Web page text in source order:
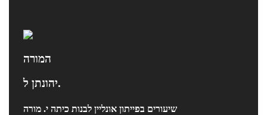
המורה
יהונתן ל.
שיעורים בפייתון אונליין לבנות כיתה י. מורה